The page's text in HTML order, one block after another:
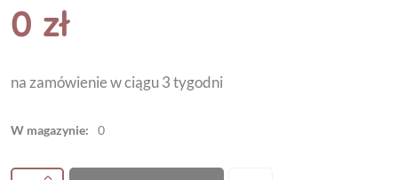
0 zł
na zamówienie w ciągu 3 tygodni
W magazynie: 0